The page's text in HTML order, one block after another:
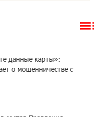
данные карты»:
о мошенничестве с